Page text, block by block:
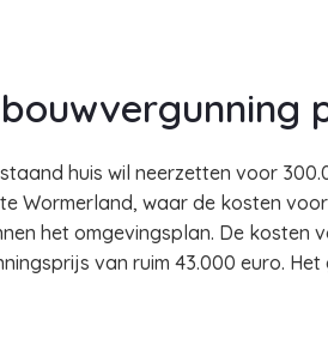
huis wil neerzetten voor
Wormerland, waar de kosten
het omgevingsplan. De kosten
van ruim 43.000 euro.